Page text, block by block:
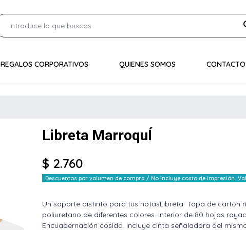
REGALOS CORPORATIVOS QUIENES SOMOS CONTACTO
Libreta MarroquÍ
$ 2.760
Descuentos por volumen de compra / No incluye costo de impresión.
Un soporte distinto para tus notasLibreta. Tapa de cartón
poliuretano de diferentes colores. Interior de 80 hojas
Encuadernación cosida. Incluye cinta señaladora del